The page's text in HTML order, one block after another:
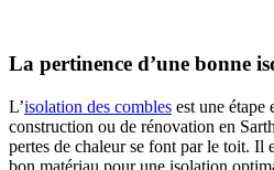
La pertinence d’une bonne
L’isolation des combles est une étape
construction ou de rénovation en
pertes de chaleur se font par le toit. Il
bon matériau pour une isolation